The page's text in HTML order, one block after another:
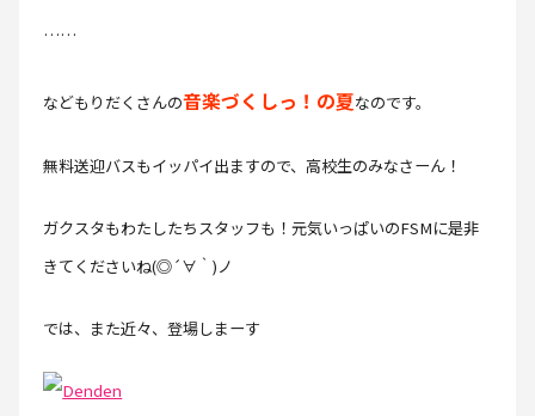
……
などもりだくさんの音楽づくしっ！の夏なのです。
無料送迎バスもイッパイ出ますので、高校生のみなさーん！
ガクスタもわたしたちスタッフも！元気いっぱいのFSMに是非
きてくださいね(◎´∀｀)ノ
では、また近々、登場しまーす